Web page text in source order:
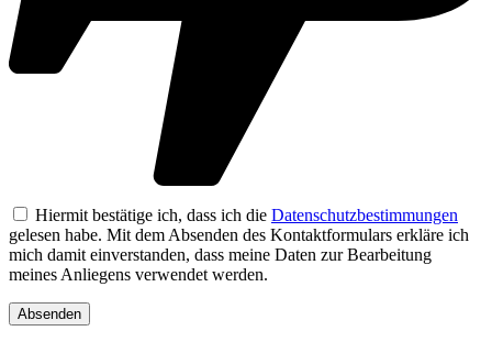
Hiermit bestätige ich, dass ich die Datenschutzbestimmungen
gelesen habe. Mit dem Absenden des Kontaktformulars erkläre ich
mich damit einverstanden, dass meine Daten zur Bearbeitung
meines Anliegens verwendet werden.